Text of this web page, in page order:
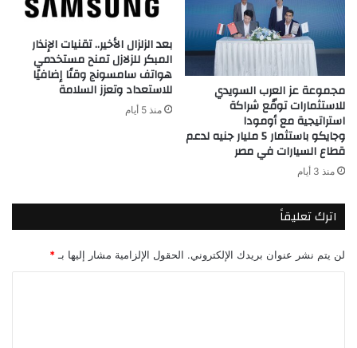
مجموعة عز العرب السويدي
للاستثمارات توقّع شراكة
استراتيجية مع أومودا
وجايكو باستثمار 5 مليار جنيه لدعم
قطاع السيارات في مصر
منذ 3 أيام
بعد الزلزال الأخير.. تقنيات الإنذار
المبكر للزلازل تمنح مستخدمي
هواتف سامسونج وقتًا إضافيًا
للاستعداد وتعزز السلامة
منذ 5 أيام
اترك تعليقاً
لن يتم نشر عنوان بريدك الإلكتروني. الحقول الإلزامية مشار إليها بـ *